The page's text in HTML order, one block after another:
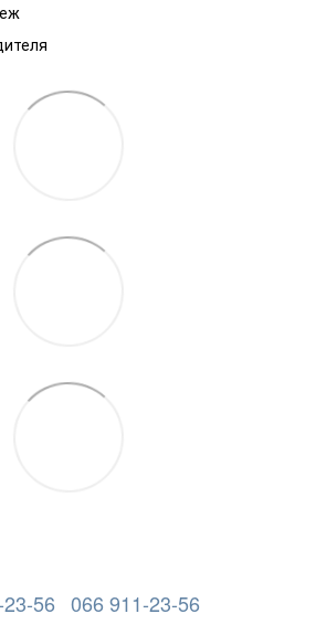
56 066 911-23-56